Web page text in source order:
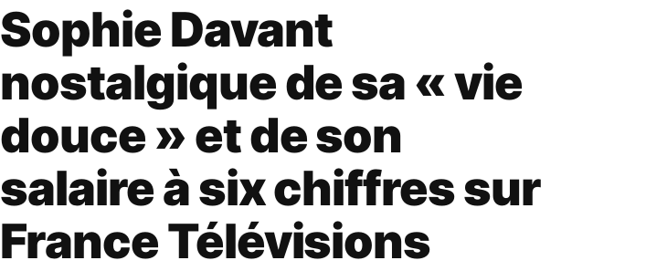
Sophie Davant
nostalgique de sa « vie
douce » et de son
salaire à six chiffres sur
France Télévisions